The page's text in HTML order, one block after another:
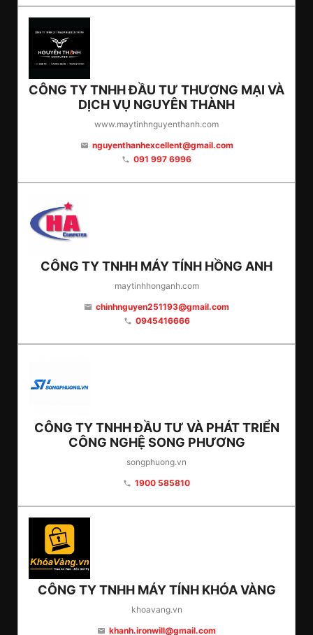
CÔNG TY TNHH ĐẦU TƯ THƯƠNG MẠI VÀ
DỊCH VỤ NGUYÊN THÀNH
www.maytinhnguyenthanh.com
email nguyenthanhexcellent@gmail.com
phone 091 997 6996
CÔNG TY TNHH MÁY TÍNH HỒNG ANH
maytinhhonganh.com
email chinhnguyen251193@gmail.com
phone 0945416666
CÔNG TY TNHH ĐẦU TƯ VÀ PHÁT TRIỂN
CÔNG NGHỆ SONG PHƯƠNG
songphuong.vn
phone 1900 585810
CÔNG TY TNHH MÁY TÍNH KHÓA VÀNG
khoavang.vn
email khanh.ironwill@gmail.com